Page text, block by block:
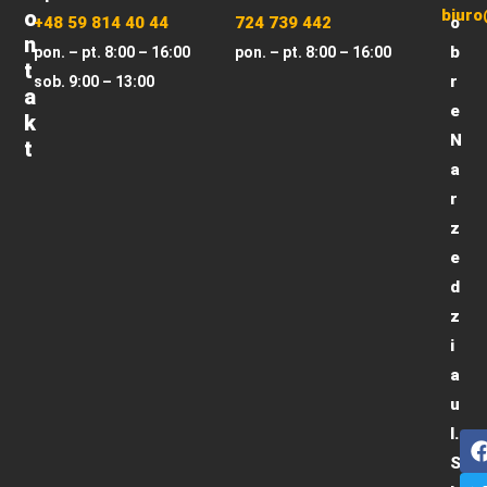
O
N
T
A
K
T
+48 59 814 40 44
pon. – pt. 8:00 – 16:00
sob. 9:00 – 13:00
724 739 442
pon. – pt. 8:00 – 16:00
o
b
r
e
N
a
r
z
e
d
z
i
a
u
l.
S